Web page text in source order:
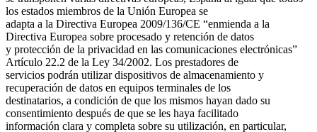
los estados miembros de la Unión Europea se
adapta a la Directiva Europea 2009/136/CE “enmienda a la
Directiva Europea sobre procesado y retención de datos
y protección de la privacidad en las comunicaciones electrónicas”
Artículo 22.2 de la Ley 34/2002. Los prestadores de
servicios podrán utilizar dispositivos de almacenamiento y
recuperación de datos en equipos terminales de los
destinatarios, a condición de que los mismos hayan dado su
consentimiento después de que se les haya facilitado
información clara y completa sobre su utilización, en particular,